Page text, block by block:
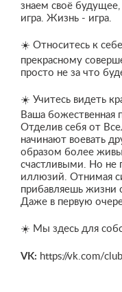
знаем своё будущее,
игра. Жизнь - игра.
☀️ Относитесь к
прекрасному
просто не за что
☀️ Учитесь видеть
Ваша божественная
Отделив себя от
начинают воевать
образом более
счастливыми. Но не
иллюзий. Отнимая
прибавляешь жизни
Даже в первую
☀️ Мы здесь для
VK: https://vk.com/